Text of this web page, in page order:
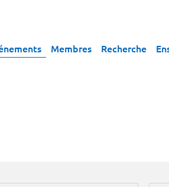
Membres Recherche